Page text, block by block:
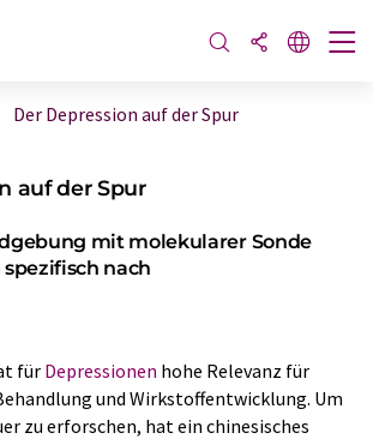
Der Depression auf der Spur
auf der Spur
mit molekularer Sonde
nach
für Depressionen hohe Relevanz für
und Wirkstoffentwicklung. Um
zu erforschen, hat ein chinesisches